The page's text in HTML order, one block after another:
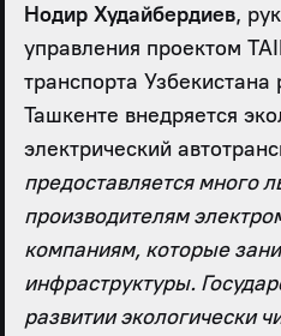
Нодир Худайбердиев,
управления проектом
транспорта Узбекистана
Ташкенте внедряется
электрический
предоставляется много
производителям
компаниям, которые
инфраструктуры.
развитии экологически